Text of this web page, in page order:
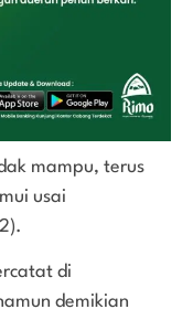
mampu, terus
usai
di
demikian